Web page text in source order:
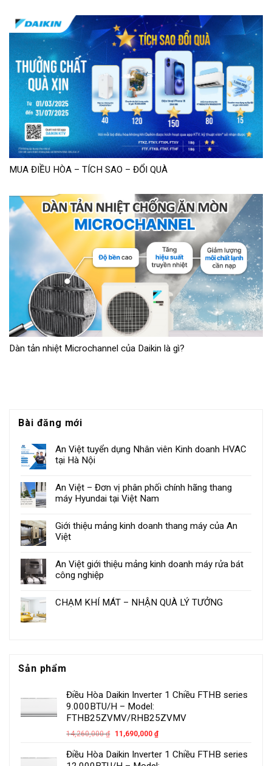
MUA ĐIỀU HÒA – TÍCH SAO – ĐỔI QUÀ
Dàn tản nhiệt Microchannel của Daikin là gì?
Bài đăng mới
An Việt tuyển dụng Nhân viên Kinh doanh HVAC
tại Hà Nội
An Việt – Đơn vị phân phối chính hãng thang
máy Hyundai tại Việt Nam
Giới thiệu mảng kinh doanh thang máy của An
Việt
An Việt giới thiệu mảng kinh doanh máy rửa bát
công nghiệp
CHẠM KHÍ MÁT – NHẬN QUÀ LÝ TƯỞNG
Sản phẩm
Điều Hòa Daikin Inverter 1 Chiều FTHB series
9.000BTU/H – Model:
FTHB25ZVMV/RHB25ZVMV
14,260,000₫ 11,690,000 ₫
Điều Hòa Daikin Inverter 1 Chiều FTHB series